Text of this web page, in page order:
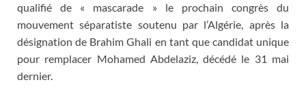
qualifié de « mascarade » le prochain congrès du
mouvement séparatiste soutenu par l’Algérie, après la
désignation de Brahim Ghali en tant que candidat unique
pour remplacer Mohamed Abdelaziz, décédé le 31 mai
dernier.